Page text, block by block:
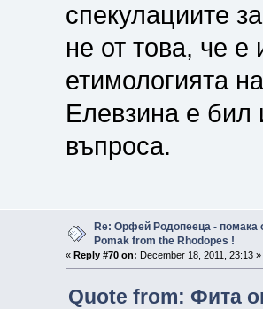
спекулациите
не от това, че е
етимологията
Елевзина е
въпроса.
Re: Орфей Родопееца - помака
Pomak from the Rhodopes !
« Reply #70 on: December 18, 2011, 23:13 »
Quote from: Фита